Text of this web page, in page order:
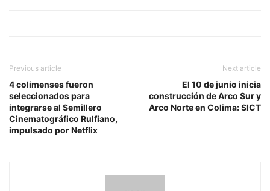
Previous article
4 colimenses fueron
seleccionados para
integrarse al Semillero
Cinematográfico Rulfiano,
impulsado por Netflix
Next article
El 10 de junio inicia
construcción de Arco Sur y
Arco Norte en Colima: SICT